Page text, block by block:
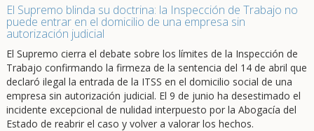
El Supremo blinda su doctrina: la Inspección de Trabajo no
puede entrar en el domicilio de una empresa sin
autorización judicial
El Supremo cierra el debate sobre los límites de la Inspección de
Trabajo confirmando la firmeza de la sentencia del 14 de abril que
declaró ilegal la entrada de la ITSS en el domicilio social de una
empresa sin autorización judicial. El 9 de junio ha desestimado el
incidente excepcional de nulidad interpuesto por la Abogacía del
Estado de reabrir el caso y volver a valorar los hechos.